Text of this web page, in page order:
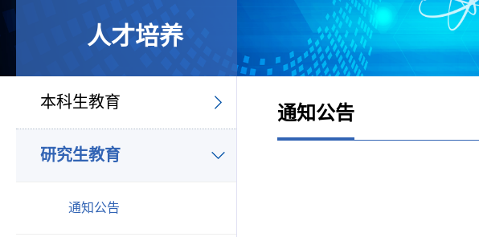
人才培养
本科生教育
研究生教育
通知公告
通知公告